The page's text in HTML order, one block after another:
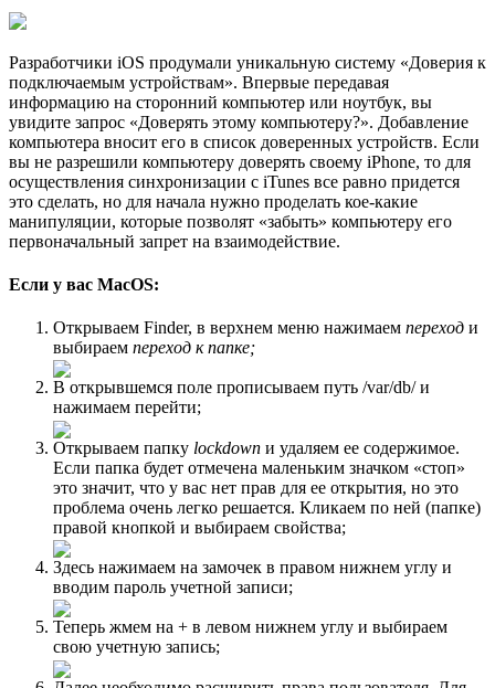
Разработчики iOS продумали уникальную систему «Доверия к
подключаемым устройствам». Впервые передавая
информацию на сторонний компьютер или ноутбук, вы
увидите запрос «Доверять этому компьютеру?». Добавление
компьютера вносит его в список доверенных устройств. Если
вы не разрешили компьютеру доверять своему iPhone, то для
осуществления синхронизации с iTunes все равно придется
это сделать, но для начала нужно проделать кое-какие
манипуляции, которые позволят «забыть» компьютеру его
первоначальный запрет на взаимодействие.
Если у вас MacOS:
Открываем Finder, в верхнем меню нажимаем переход и
выбираем переход к папке;
В открывшемся поле прописываем путь /var/db/ и
нажимаем перейти;
Открываем папку lockdown и удаляем ее содержимое.
Если папка будет отмечена маленьким значком «стоп»
это значит, что у вас нет прав для ее открытия, но это
проблема очень легко решается. Кликаем по ней (папке)
правой кнопкой и выбираем свойства;
Здесь нажимаем на замочек в правом нижнем углу и
вводим пароль учетной записи;
Теперь жмем на + в левом нижнем углу и выбираем
свою учетную запись;